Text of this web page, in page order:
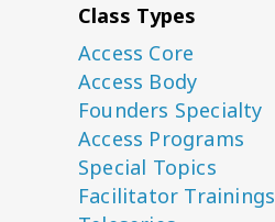
Class Types
Access Core
Access Body
Founders Specialty
Access Programs
Special Topics
Facilitator Trainings